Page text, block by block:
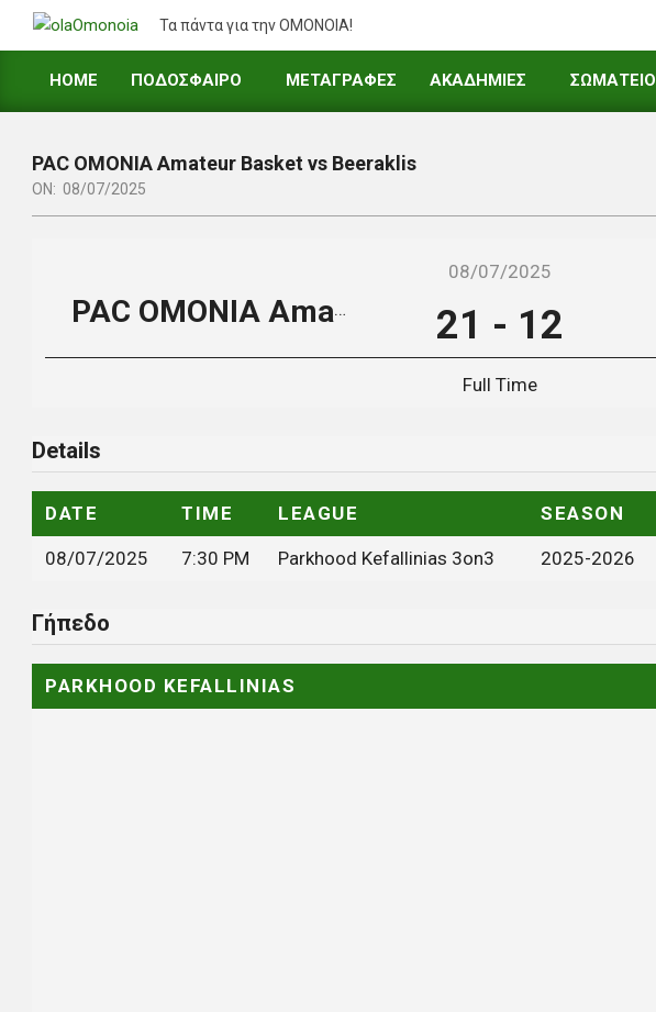
Τα πάντα για την ΟΜΟΝΟΙΑ!
HOME ΠΟΔΟΣΦΑΙΡΟ ΜΕΤΑΓΡΑΦΕΣ ΑΚΑΔΗΜΙΕΣ ΣΩΜΑΤΕΙΟ
PAC OMONIA Amateur Basket vs Beeraklis
ON: 08/07/2025
PAC OMONIA Amateur Basket
08/07/2025
21 - 12
Full Time
Details
DATE TIME LEAGUE SEASON
08/07/2025 7:30 PM Parkhood Kefallinias 3on3 2025-2026
Γήπεδο
PARKHOOD KEFALLINIAS